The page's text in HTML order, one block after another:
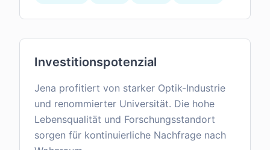
Investitionspotenzial
Jena profitiert von starker Optik-Industrie
und renommierter Universität. Die hohe
Lebensqualität und Forschungsstandort
sorgen für kontinuierliche Nachfrage nach